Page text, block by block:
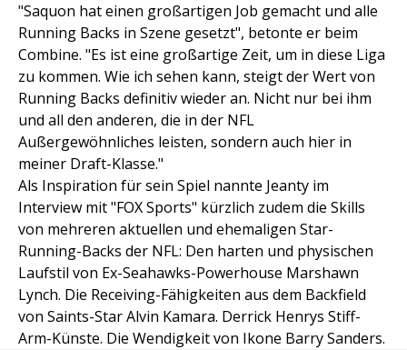
"Saquon hat einen großartigen Job gemacht und alle
Running Backs in Szene gesetzt", betonte er beim
Combine. "Es ist eine großartige Zeit, um in diese Liga
zu kommen. Wie ich sehen kann, steigt der Wert von
Running Backs definitiv wieder an. Nicht nur bei ihm
und all den anderen, die in der NFL
Außergewöhnliches leisten, sondern auch hier in
meiner Draft-Klasse."
Als Inspiration für sein Spiel nannte Jeanty im
Interview mit "FOX Sports" kürzlich zudem die Skills
von mehreren aktuellen und ehemaligen Star-
Running-Backs der NFL: Den harten und physischen
Laufstil von Ex-Seahawks-Powerhouse Marshawn
Lynch. Die Receiving-Fähigkeiten aus dem Backfield
von Saints-Star Alvin Kamara. Derrick Henrys Stiff-
Arm-Künste. Die Wendigkeit von Ikone Barry Sanders.